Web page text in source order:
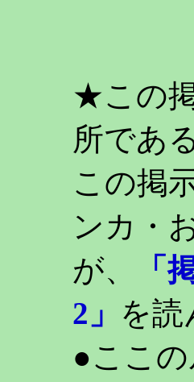
★この
所である
この掲
ンカ・
が、
「
2」 を
●ここ